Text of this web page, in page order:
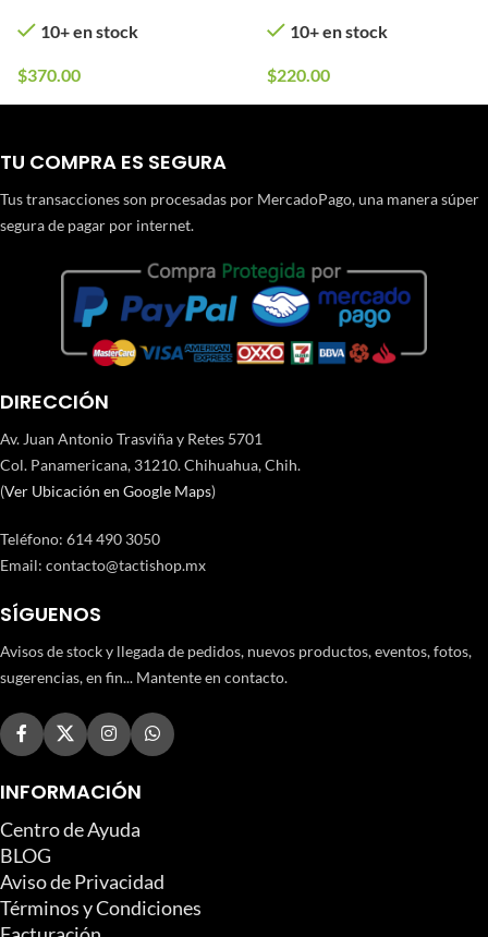
10+ en stock
$370.00
10+ en stock
$220.00
TU COMPRA ES SEGURA
Tus transacciones son procesadas por MercadoPago, una manera súper
segura de pagar por internet.
DIRECCIÓN
Av. Juan Antonio Trasviña y Retes 5701
Col. Panamericana, 31210. Chihuahua, Chih.
(Ver Ubicación en Google Maps)
Teléfono: 614 490 3050
Email: contacto@tactishop.mx
SÍGUENOS
Avisos de stock y llegada de pedidos, nuevos productos, eventos, fotos,
sugerencias, en fin... Mantente en contacto.
INFORMACIÓN
Centro de Ayuda
BLOG
Aviso de Privacidad
Términos y Condiciones